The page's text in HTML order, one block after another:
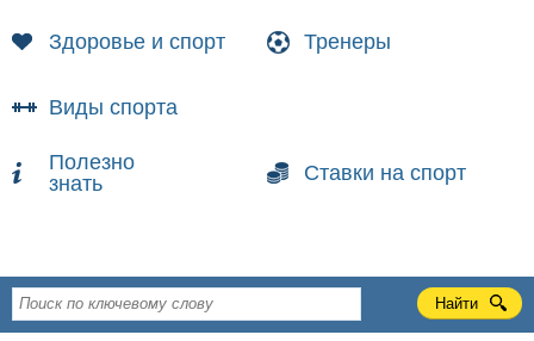
Здоровье и спорт Тренеры
Виды спорта
Полезно
знать
Ставки на спорт